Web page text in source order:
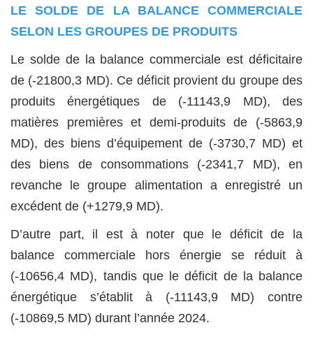
LE SOLDE DE LA BALANCE COMMERCIALE
SELON LES GROUPES DE PRODUITS
Le solde de la balance commerciale est déficitaire
de (-21800,3 MD). Ce déficit provient du groupe des
produits énergétiques de (-11143,9 MD), des
matières premières et demi-produits de (-5863,9
MD), des biens d’équipement de (-3730,7 MD) et
des biens de consommations (-2341,7 MD), en
revanche le groupe alimentation a enregistré un
excédent de (+1279,9 MD).
D’autre part, il est à noter que le déficit de la
balance commerciale hors énergie se réduit à
(-10656,4 MD), tandis que le déficit de la balance
énergétique s’établit à (-11143,9 MD) contre
(-10869,5 MD) durant l’année 2024.